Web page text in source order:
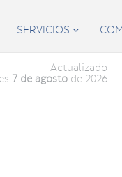
SERVICIOS 
Actualizado
7 de agostode 2026